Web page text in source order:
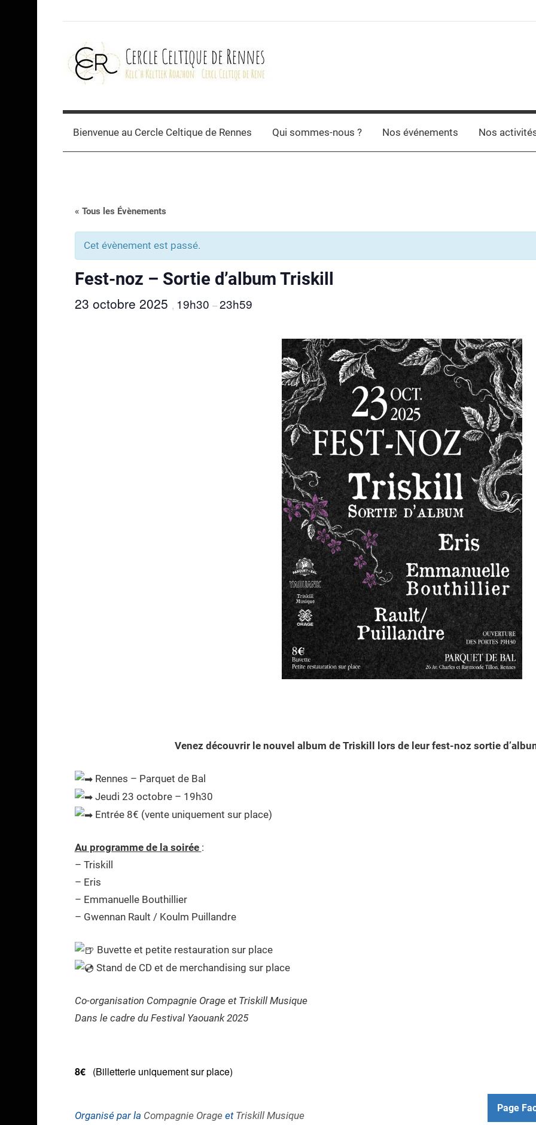
Cercle
celtique
Rennes
Bienvenue au Cercle Celtique de Rennes Qui sommes-nous ? Nos événements Nos
« Tous les Évènements
Cet évènement est passé.
Fest-noz – Sortie d’album Triskill
23 octobre 2025 , 19h30 –23h59
Venez découvrir le nouvel album de Triskill lors de leur fest-noz sortie
Rennes – Parquet de Bal
Jeudi 23 octobre – 19h30
Entrée 8€ (vente uniquement sur place)
Au programme de la soirée :
– Triskill
– Eris
– Emmanuelle Bouthillier
– Gwennan Rault / Koulm Puillandre
Buvette et petite restauration sur place
Stand de CD et de merchandising sur place
Co-organisation Compagnie Orage et Triskill Musique
Dans le cadre du Festival Yaouank 2025
8€ (Billetterie uniquement sur place)
Organisé par la Compagnie Orage et Triskill Musique
Page